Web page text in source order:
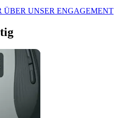
ÜBER UNSER ENGAGEMENT